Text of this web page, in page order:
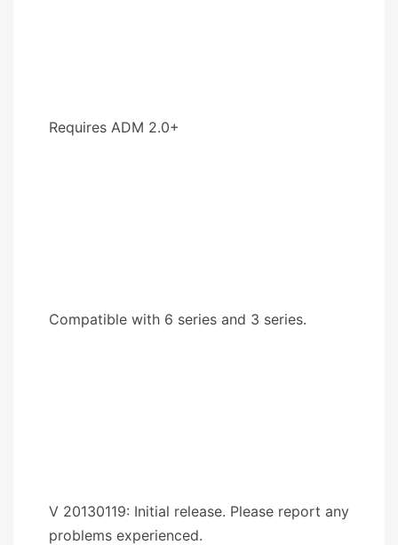
Requires ADM 2.0+
Compatible with 6 series and 3 series.
V 20130119: Initial release. Please report any
problems experienced.